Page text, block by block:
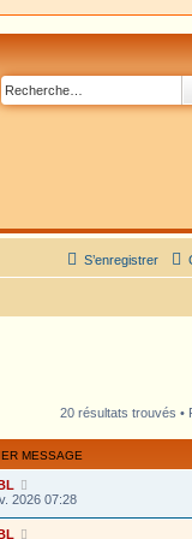
S’enregistrer
20 résultats trouvés •
MESSAGE
2026 07:28